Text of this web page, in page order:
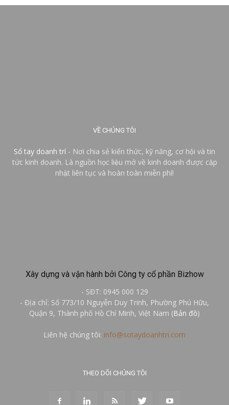
VỀ CHÚNG TÔI
Sổ tay doanh trí - Nơi chia sẻ kiến thức, kỹ năng, cơ hội và tin
tức kinh doanh. Là nguồn học liệu mở về kinh doanh được cập
nhật liên tục và hoàn toàn miễn phí!
Xây dựng và vận hành bởi Công ty cổ phần Bizhow
- SĐT: 0945 000 129
- Địa chỉ: Số 773/10 Nguyễn Duy Trinh, Phường Phú Hữu,
Quận 9, Thành phố Hồ Chí Minh, Việt Nam (Bản đồ)
Liên hệ chúng tôi: info@sotaydoanhtri.com
THEO DÕI CHÚNG TÔI